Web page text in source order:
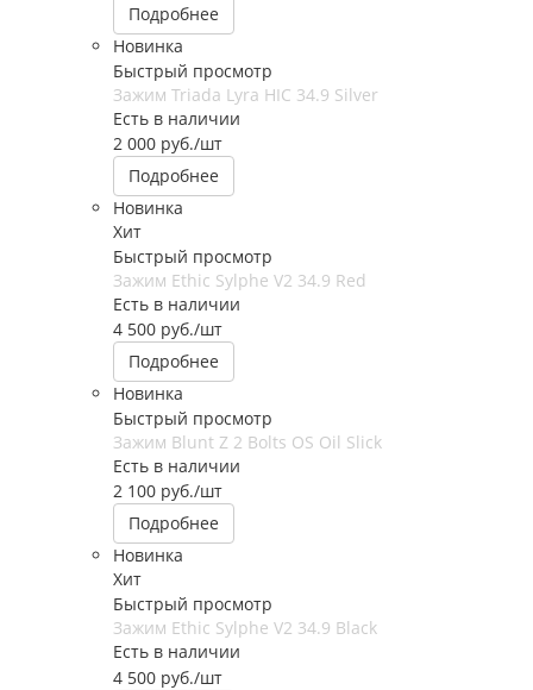
Подробнее
Новинка
Быстрый просмотр
Зажим Triada Lyra HIC 34.9 Silver
Есть в наличии
2 000 руб./шт
Подробнее
Новинка
Хит
Быстрый просмотр
Зажим Ethic Sylphe V2 34.9 Red
Есть в наличии
4 500 руб./шт
Подробнее
Новинка
Быстрый просмотр
Зажим Blunt Z 2 Bolts OS Oil Slick
Есть в наличии
2 100 руб./шт
Подробнее
Новинка
Хит
Быстрый просмотр
Зажим Ethic Sylphe V2 34.9 Black
Есть в наличии
4 500 руб./шт